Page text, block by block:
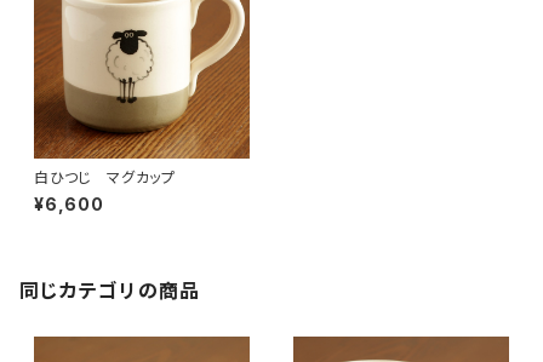
白ひつじ マグカップ
¥6,600
同じカテゴリの商品